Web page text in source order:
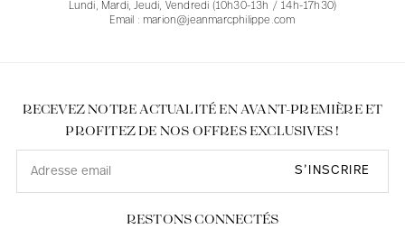
Lundi, Mardi, Jeudi, Vendredi (10h30-13h / 14h-17h30)
Email : marion@jeanmarcphilippe.com
RECEVEZ NOTRE ACTUALITÉ EN AVANT-PREMIÈRE ET
PROFITEZ DE NOS OFFRES EXCLUSIVES !
S’INSCRIRE
RESTONS CONNECTÉS